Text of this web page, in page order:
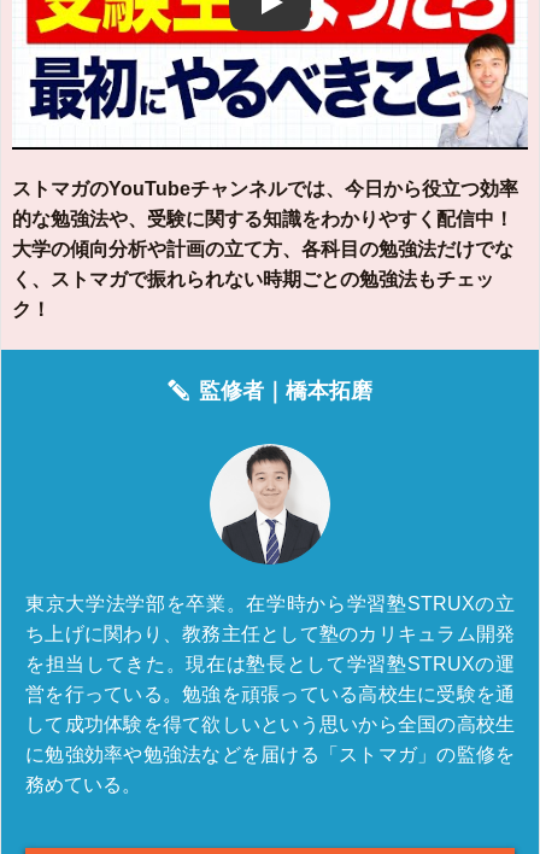
Play
ストマガのYouTubeチャンネルでは、今日から役立つ効率
的な勉強法や、受験に関する知識をわかりやすく配信中！
大学の傾向分析や計画の立て方、各科目の勉強法だけでな
く、ストマガで振れられない時期ごとの勉強法もチェッ
ク！
監修者｜橋本拓磨
東京大学法学部を卒業。在学時から学習塾STRUXの立
ち上げに関わり、教務主任として塾のカリキュラム開発
を担当してきた。現在は塾長として学習塾STRUXの運
営を行っている。勉強を頑張っている高校生に受験を通
して成功体験を得て欲しいという思いから全国の高校生
に勉強効率や勉強法などを届ける「ストマガ」の監修を
務めている。